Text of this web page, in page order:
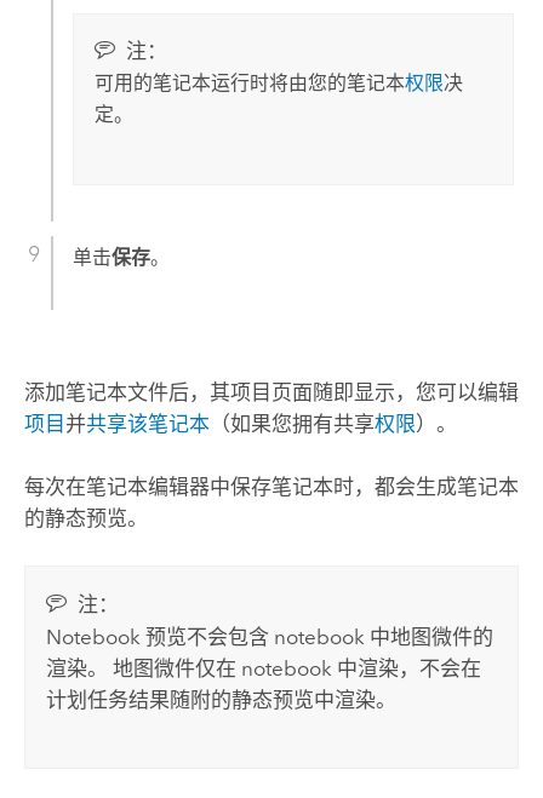
注：
可用的笔记本运行时将由您的笔记本权限决
定。
单击保存。
添加笔记本文件后，其项目页面随即显示，您可以编辑
项目 并共享该笔记本（如果您拥有共享权限）。
每次在笔记本编辑器中保存笔记本时，都会生成笔记本
的静态预览。
注：
Notebook 预览不会包含 notebook 中地图微件的
渲染。 地图微件仅在 notebook 中渲染，不会在
计划任务结果随附的静态预览中渲染。